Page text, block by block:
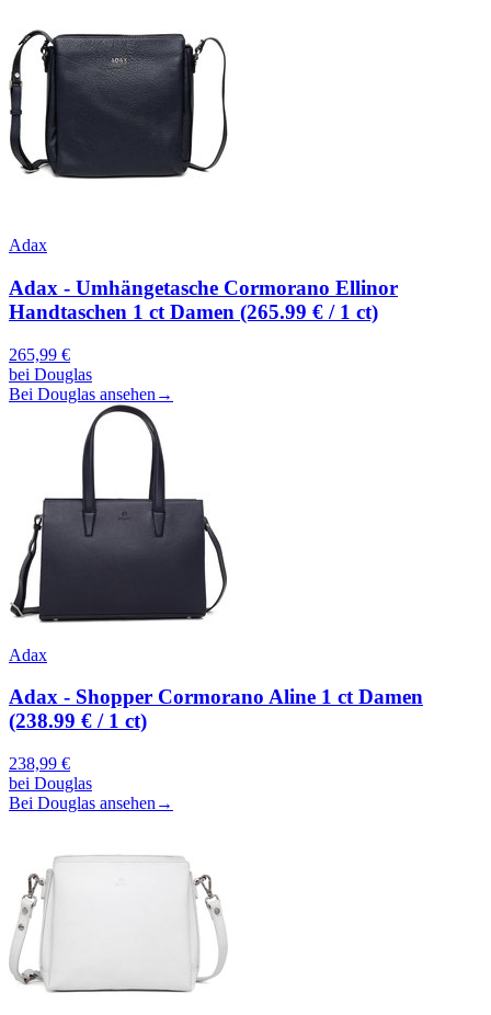
Adax
Adax - Umhängetasche Cormorano Ellinor
Handtaschen 1 ct Damen (265.99 € / 1 ct)
265,99 €
bei Douglas
Bei Douglas ansehen →
Adax
Adax - Shopper Cormorano Aline 1 ct Damen
(238.99 € / 1 ct)
238,99 €
bei Douglas
Bei Douglas ansehen →